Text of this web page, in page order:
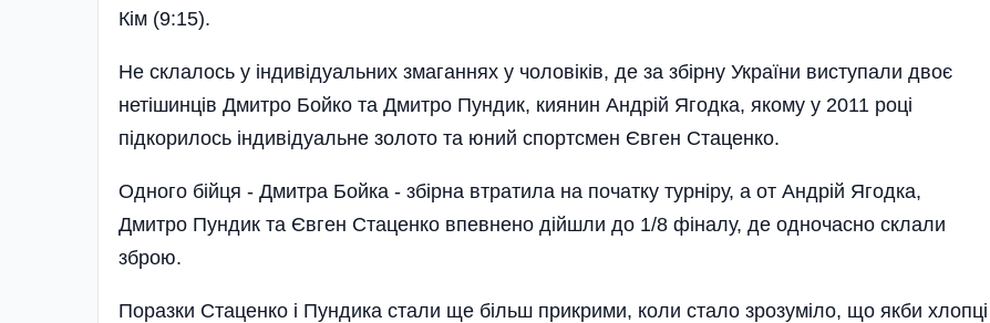
Кім (9:15).
Не склалось у індивідуальних змаганнях у чоловіків, де за збірну України виступали двоє
нетішинців Дмитро Бойко та Дмитро Пундик, киянин Андрій Ягодка, якому у 2011 році
підкорилось індивідуальне золото та юний спортсмен Євген Стаценко.
Одного бійця - Дмитра Бойка - збірна втратила на початку турніру, а от Андрій Ягодка,
Дмитро Пундик та Євген Стаценко впевнено дійшли до 1/8 фіналу, де одночасно склали
зброю.
Поразки Стаценко і Пундика стали ще більш прикрими, коли стало зрозуміло, що якби хлопці